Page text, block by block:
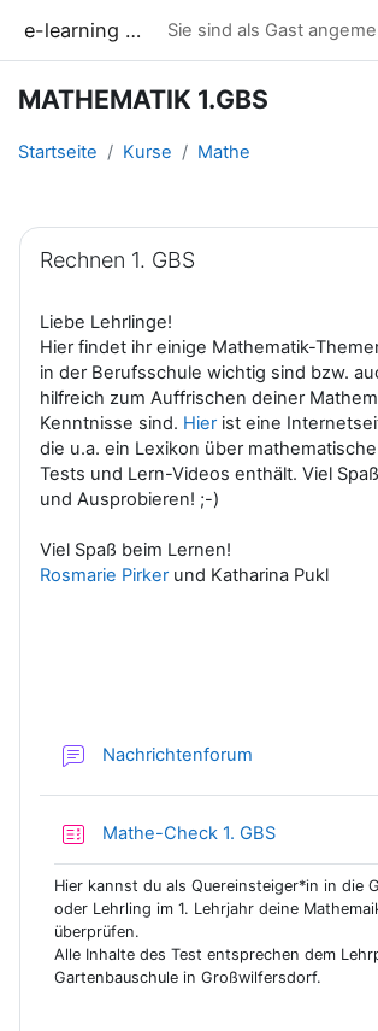
e-learning LAK Sie sind als Gast
MATHEMATIK 1.GBS
Startseite Kurse Mathe
Abschnittsübersicht
Rechnen 1. GBS
Liebe Lehrlinge!
Hier findet ihr einige Mathematik-
in der Berufsschule wichtig sind bzw.
hilfreich zum Auffrischen deiner
Kenntnisse sind. Hierist eine
die u.a. ein Lexikon über
Tests und Lern-Videos enthält. Viel
und Ausprobieren! ;-)
Viel Spaß beim Lernen!
Rosmarie Pirkerund Katharina Pukl
Nachrichtenforum
Mathe-Check 1. GBSTest
Hier kannst du als Quereinsteiger*in in die
oder Lehrling im 1. Lehrjahr deine
überprüfen.
Alle Inhalte des Test entsprechen dem
Gartenbauschule in Großwilfersdorf.